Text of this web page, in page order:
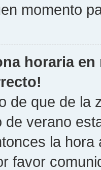
momento
horaria
de que de la
de verano
la
favor